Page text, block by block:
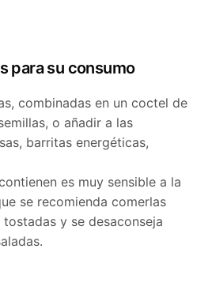
para su consumo
combinadas en un coctel de
o añadir a las
barritas energéticas,
es muy sensible a la
se recomienda comerlas
y se desaconseja